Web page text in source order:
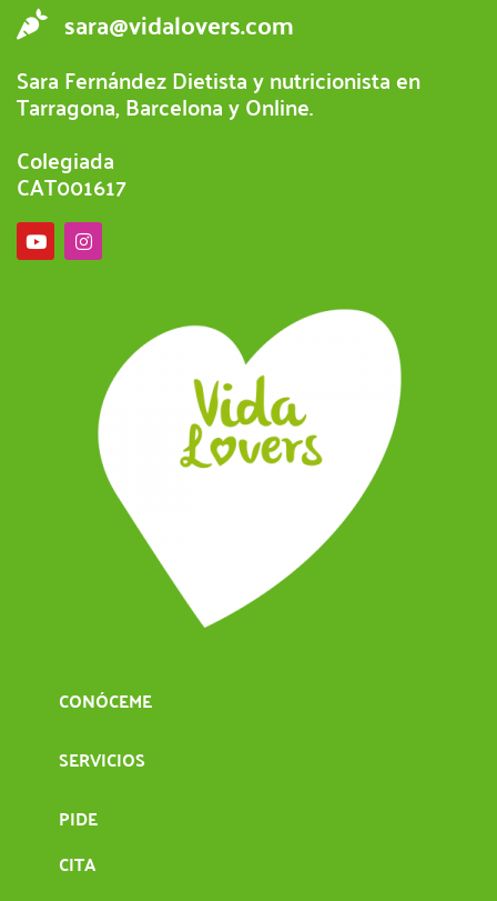
sara@vidalovers.com
Sara Fernández Dietista y nutricionista en
Tarragona, Barcelona y Online.
Colegiada
CAT001617
CONÓCEME
SERVICIOS
PIDE
CITA